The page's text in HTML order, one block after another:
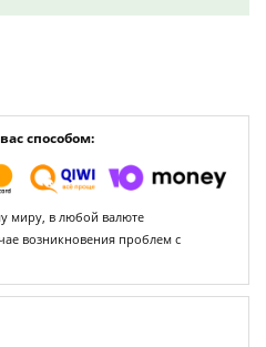
способом:
миру, в любой валюте
возникновения проблем с